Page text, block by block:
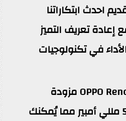
احدث ابتكاراتنا
إعادة تعريف التميز
في تكنولوجيات
سلسلة هواتف OPPO Reno11 مزودة
ببطارية كبيرة 5000 مللي أمبير مما يُمكنك